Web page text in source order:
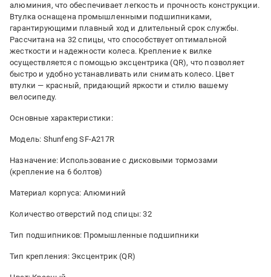
алюминия, что обеспечивает легкость и прочность конструкции.
Втулка оснащена промышленными подшипниками,
гарантирующими плавный ход и длительный срок службы.
Рассчитана на 32 спицы, что способствует оптимальной
жесткости и надежности колеса. Крепление к вилке
осуществляется с помощью эксцентрика (QR), что позволяет
быстро и удобно устанавливать или снимать колесо. Цвет
втулки — красный, придающий яркости и стилю вашему
велосипеду.
Основные характеристики:
Модель: Shunfeng SF-A217R
Назначение: Использование с дисковыми тормозами
(крепление на 6 болтов)
Материал корпуса: Алюминий
Количество отверстий под спицы: 32
Тип подшипников: Промышленные подшипники
Тип крепления: Эксцентрик (QR)